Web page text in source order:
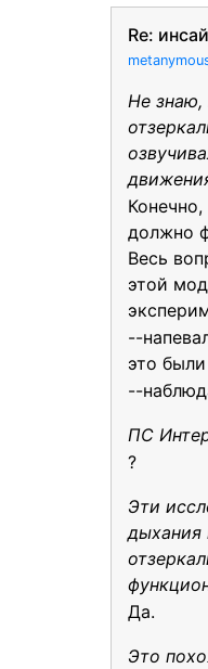
Re:
Не знаю,
должно
Весь
этой
--
это
--
ПС
?
Эти
дыхания
Да.
Это